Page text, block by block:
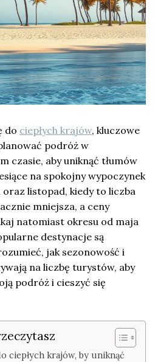
do ciepłych krajów, kluczowe
podróż w
czasie, aby uniknąć tłumów
na spokojny wypoczynek
listopad, kiedy to liczba
mniejsza, a ceny
natomiast okresu od maja
destynacje są
jak sezonowość i
na liczbę turystów, aby
podróż i cieszyć się
ciepłych krajów, by uniknąć